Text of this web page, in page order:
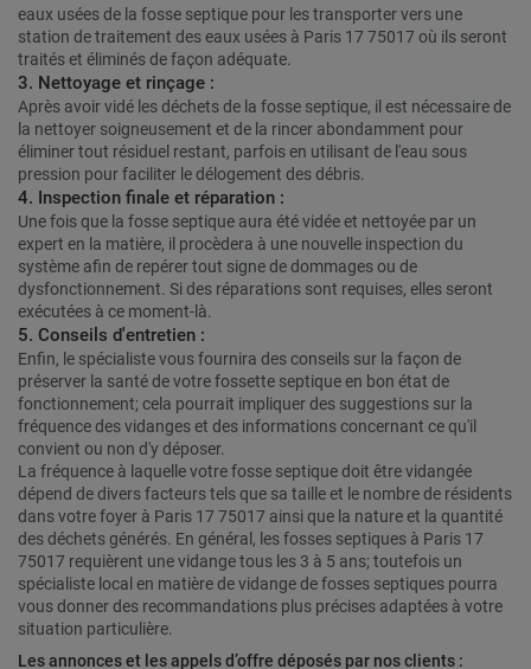
eaux usées de la fosse septique pour les transporter vers une
station de traitement des eaux usées à Paris 17 75017 où ils seront
traités et éliminés de façon adéquate.
3. Nettoyage et rinçage :
Après avoir vidé les déchets de la fosse septique, il est nécessaire de
la nettoyer soigneusement et de la rincer abondamment pour
éliminer tout résiduel restant, parfois en utilisant de l'eau sous
pression pour faciliter le délogement des débris.
4. Inspection finale et réparation :
Une fois que la fosse septique aura été vidée et nettoyée par un
expert en la matière, il procèdera à une nouvelle inspection du
système afin de repérer tout signe de dommages ou de
dysfonctionnement. Si des réparations sont requises, elles seront
exécutées à ce moment-là.
5. Conseils d'entretien :
Enfin, le spécialiste vous fournira des conseils sur la façon de
préserver la santé de votre fossette septique en bon état de
fonctionnement; cela pourrait impliquer des suggestions sur la
fréquence des vidanges et des informations concernant ce qu'il
convient ou non d'y déposer.
La fréquence à laquelle votre fosse septique doit être vidangée
dépend de divers facteurs tels que sa taille et le nombre de résidents
dans votre foyer à Paris 17 75017 ainsi que la nature et la quantité
des déchets générés. En général, les fosses septiques à Paris 17
75017 requièrent une vidange tous les 3 à 5 ans; toutefois un
spécialiste local en matière de vidange de fosses septiques pourra
vous donner des recommandations plus précises adaptées à votre
situation particulière.
Les annonces et les appels d’offre déposés par nos clients :